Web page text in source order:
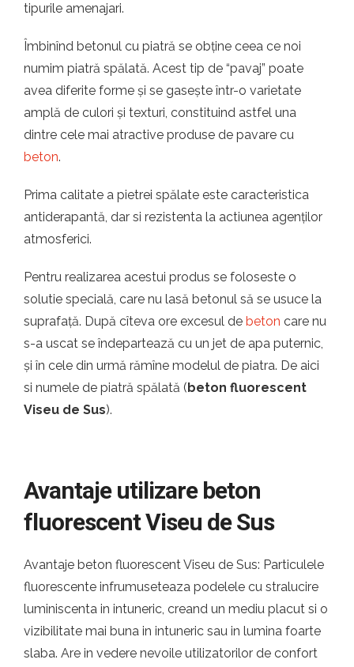
tipurile amenajari.
Îmbinînd betonul cu piatră se obține ceea ce noi
numim piatră spălată. Acest tip de “pavaj” poate
avea diferite forme și se gasește într-o varietate
amplă de culori și texturi, constituind astfel una
dintre cele mai atractive produse de pavare cu
beton.
Prima calitate a pietrei spălate este caracteristica
antiderapantă, dar si rezistenta la actiunea agenților
atmosferici.
Pentru realizarea acestui produs se foloseste o
solutie specială, care nu lasă betonul să se usuce la
suprafață. După cîteva ore excesul de beton care nu
s-a uscat se îndepartează cu un jet de apa puternic,
și în cele din urmă rămîne modelul de piatra. De aici
si numele de piatră spălată (beton fluorescent
Viseu de Sus).
Avantaje utilizare beton
fluorescent Viseu de Sus
Avantaje beton fluorescent Viseu de Sus: Particulele
fluorescente infrumuseteaza podelele cu stralucire
luminiscenta in intuneric, creand un mediu placut si o
vizibilitate mai buna in intuneric sau in lumina foarte
slaba. Are in vedere nevoile utilizatorilor de confort